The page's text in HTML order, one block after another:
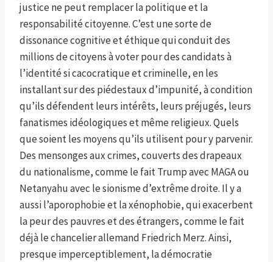
justice ne peut remplacer la politique et la
responsabilité citoyenne. C’est une sorte de
dissonance cognitive et éthique qui conduit des
millions de citoyens à voter pour des candidats à
l’identité si cacocratique et criminelle, en les
installant sur des piédestaux d’impunité, à condition
qu’ils défendent leurs intérêts, leurs préjugés, leurs
fanatismes idéologiques et même religieux. Quels
que soient les moyens qu’ils utilisent pour y parvenir.
Des mensonges aux crimes, couverts des drapeaux
du nationalisme, comme le fait Trump avec MAGA ou
Netanyahu avec le sionisme d’extrême droite. Il y a
aussi l’aporophobie et la xénophobie, qui exacerbent
la peur des pauvres et des étrangers, comme le fait
déjà le chancelier allemand Friedrich Merz. Ainsi,
presque imperceptiblement, la démocratie